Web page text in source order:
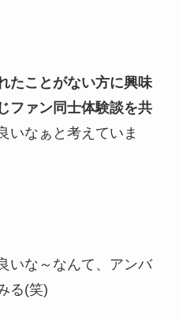
たことがない方に興味
ファン同士体験談を共
いなぁと考えていま
いな～なんて、アンバ
る(笑)